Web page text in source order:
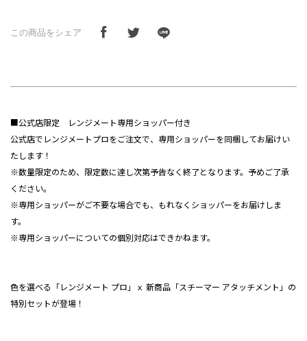
この商品をシェア
■公式店限定 レンジメート専用ショッパー付き
公式店でレンジメートプロをご注文で、専用ショッパーを同梱してお届けい
たします！
※数量限定のため、限定数に達し次第予告なく終了となります。予めご了承
ください。
※専用ショッパーがご不要な場合でも、もれなくショッパーをお届けしま
す。
※専用ショッパーについての個別対応はできかねます。
色を選べる「レンジメート プロ」ｘ 新商品「スチーマー アタッチメント」の
特別セットが登場！